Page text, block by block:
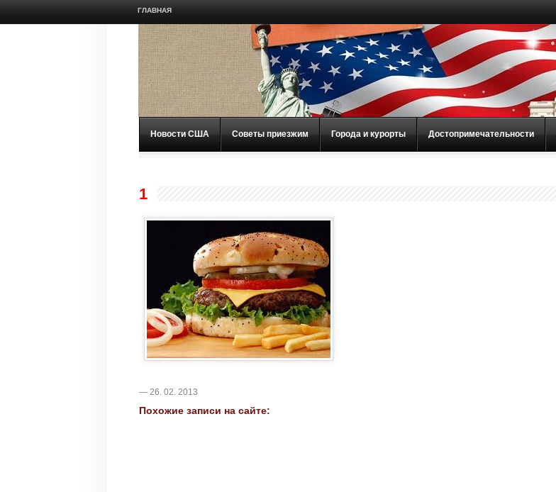
ГЛАВНАЯ
Новости США Советы приезжим Города и курорты Достопримечательности
1
— 26. 02. 2013
Похожие записи на сайте: